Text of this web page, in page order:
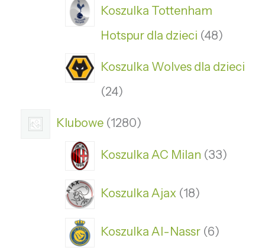
Koszulka Tottenham
Hotspur dla dzieci 48
Koszulka Wolves dla dzieci
24
Klubowe 1280
Koszulka AC Milan 33
Koszulka Ajax 18
Koszulka Al-Nassr 6